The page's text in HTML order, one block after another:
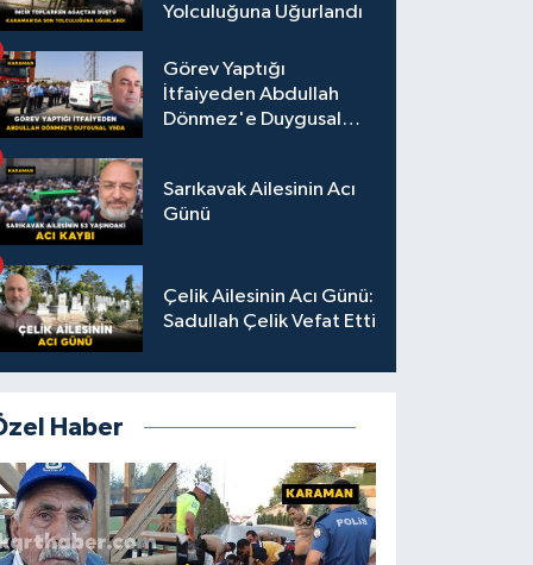
Yolculuğuna Uğurlandı
Görev Yaptığı
İtfaiyeden Abdullah
Dönmez'e Duygusal
Sarıkavak Ailesinin Acı
Günü
Çelik Ailesinin Acı Günü:
Sadullah Çelik Vefat Etti
Haber